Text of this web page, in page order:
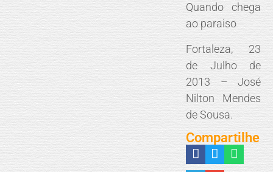
Quando chega
ao paraiso
Fortaleza, 23
de Julho de
2013 – José
Nilton Mendes
de Sousa.
Compartilhe